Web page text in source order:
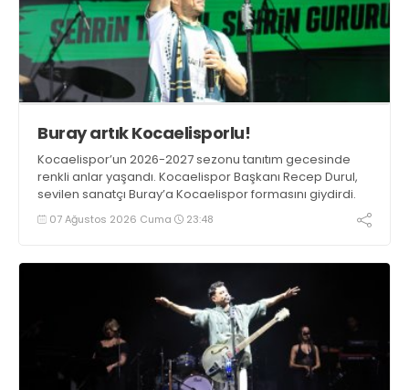
Buray artık Kocaelisporlu!
Kocaelispor’un 2026-2027 sezonu tanıtım gecesinde
renkli anlar yaşandı. Kocaelispor Başkanı Recep Durul,
sevilen sanatçı Buray’a Kocaelispor formasını giydirdi.
07 Ağustos 2026 Cuma 23:48